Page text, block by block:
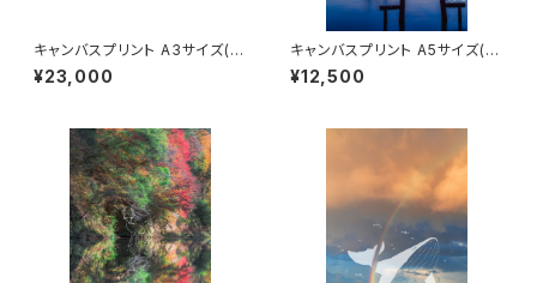
キャンバスプリント A3サイズ(海
月)
¥23,000
キャンバスプリント A5サイズ(九
尾と夜明け)
¥12,500